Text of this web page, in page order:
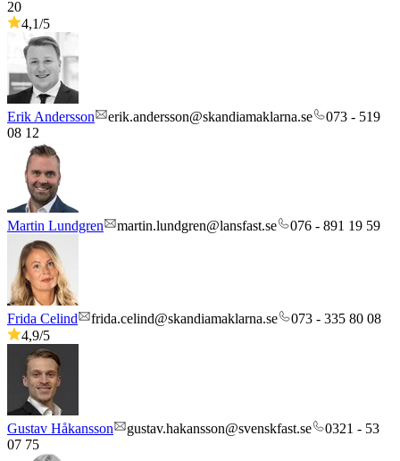
20
4,1/5
Erik Andersson erik.andersson@skandiamaklarna.se
073 - 519
08 12
Martin Lundgren martin.lundgren@lansfast.se 076 - 891 19 59
Frida Celind frida.celind@skandiamaklarna.se
073 - 335 80 08
4,9/5
Gustav Håkansson gustav.hakansson@svenskfast.se
0321 - 53
07 75